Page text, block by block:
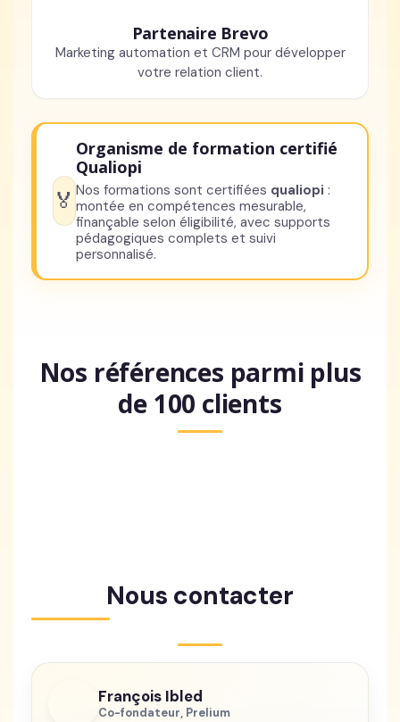
Partenaire Brevo
Marketing automation et CRM pour développer
votre relation client.
🏅
Organisme de formation certifié
Qualiopi
Nos formations sont certifiées qualiopi :
montée en compétences mesurable,
finançable selon éligibilité, avec supports
pédagogiques complets et suivi
personnalisé.
Nos références parmi plus
de 100 clients
Nous contacter
François Ibled
Co-fondateur, Prelium